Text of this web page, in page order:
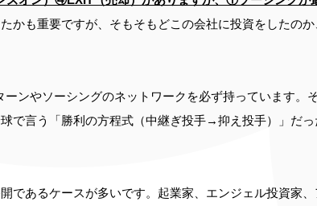
かも重要ですが、そもそもどこの会社に投資をしたの
ンやソーシングのネットワークを必ず持っています。
で言う「勝利の方程式（中継ぎ投手→抑え投手）」だ
であるケースが多いです。起業家、エンジェル投資家